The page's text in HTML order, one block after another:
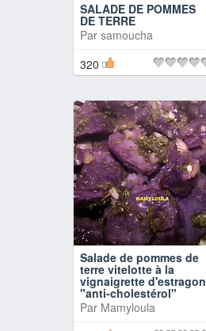
SALADE DE POMMES
DE TERRE
Par samoucha
320
Salade de pommes de
terre vitelotte à la
vignaigrette d'estragon
"anti-cholestérol"
Par Mamyloula